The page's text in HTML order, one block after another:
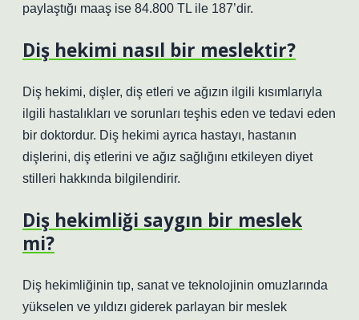
paylaştığı maaş ise 84.800 TL ile 187’dir.
Diş hekimi nasıl bir meslektir?
Diş hekimi, dişler, diş etleri ve ağızın ilgili kısımlarıyla
ilgili hastalıkları ve sorunları teşhis eden ve tedavi eden
bir doktordur. Diş hekimi ayrıca hastayı, hastanın
dişlerini, diş etlerini ve ağız sağlığını etkileyen diyet
stilleri hakkında bilgilendirir.
Diş hekimliği saygın bir meslek
mi?
Diş hekimliğinin tıp, sanat ve teknolojinin omuzlarında
yükselen ve yıldızı giderek parlayan bir meslek